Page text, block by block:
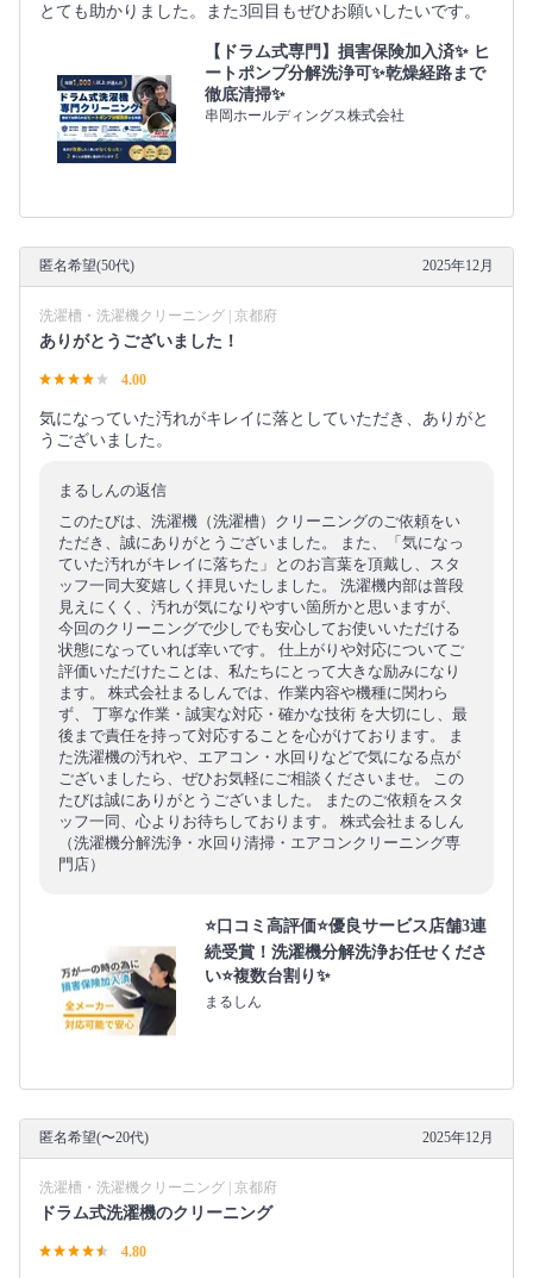
とても助かりました。また3回目もぜひお願いしたいです。
【ドラム式専門】損害保険加入済✨ ヒ
ートポンプ分解洗浄可✨乾燥経路まで
徹底清掃✨
串岡ホールディングス株式会社
匿名希望(50代) 2025年12月
洗濯槽・洗濯機クリーニング | 京都府
ありがとうございました！
4.00
気になっていた汚れがキレイに落としていただき、ありがと
うございました。
まるしんの返信
このたびは、洗濯機（洗濯槽）クリーニングのご依頼をい
ただき、誠にありがとうございました。 また、「気になっ
ていた汚れがキレイに落ちた」とのお言葉を頂戴し、スタ
ッフ一同大変嬉しく拝見いたしました。 洗濯機内部は普段
見えにくく、汚れが気になりやすい箇所かと思いますが、
今回のクリーニングで少しでも安心してお使いいただける
状態になっていれば幸いです。 仕上がりや対応についてご
評価いただけたことは、私たちにとって大きな励みになり
ます。 株式会社まるしんでは、作業内容や機種に関わら
ず、 丁寧な作業・誠実な対応・確かな技術 を大切にし、最
後まで責任を持って対応することを心がけております。 ま
た洗濯機の汚れや、エアコン・水回りなどで気になる点が
ございましたら、ぜひお気軽にご相談くださいませ。 この
たびは誠にありがとうございました。 またのご依頼をスタ
ッフ一同、心よりお待ちしております。 株式会社まるしん
（洗濯機分解洗浄・水回り清掃・エアコンクリーニング専
門店）
⭐口コミ高評価⭐優良サービス店舗3連
続受賞！洗濯機分解洗浄お任せくださ
い⭐複数台割り✨
まるしん
匿名希望(〜20代) 2025年12月
洗濯槽・洗濯機クリーニング | 京都府
ドラム式洗濯機のクリーニング
4.80